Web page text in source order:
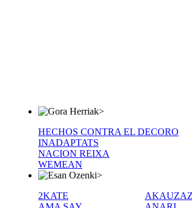
>
HECHOS CONTRA EL DECORO
INADAPTATS
NACION REIXA
WEMEAN
>
2KATE